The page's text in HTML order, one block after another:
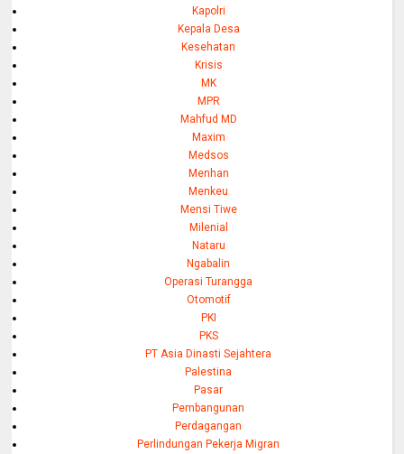
Kapolri
Kepala Desa
Kesehatan
Krisis
MK
MPR
Mahfud MD
Maxim
Medsos
Menhan
Menkeu
Mensi Tiwe
Milenial
Nataru
Ngabalin
Operasi Turangga
Otomotif
PKI
PKS
PT Asia Dinasti Sejahtera
Palestina
Pasar
Pembangunan
Perdagangan
Perlindungan Pekerja Migran